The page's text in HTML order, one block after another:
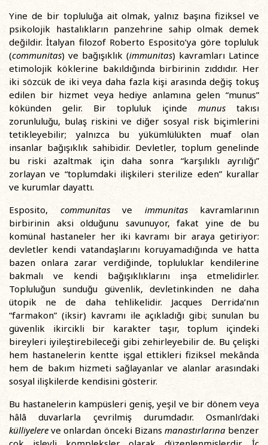
Yine de bir topluluğa ait olmak, yalnız başına fiziksel ve
psikolojik hastalıkların panzehrine sahip olmak demek
değildir. İtalyan filozof Roberto Esposito’ya göre topluluk
(communitas) ve bağışıklık (immunitas) kavramları Latince
etimolojik köklerine bakıldığında birbirinin zıddıdır. Her
iki sözcük de iki veya daha fazla kişi arasında değiş tokuş
edilen bir hizmet veya hediye anlamına gelen “munus”
kökünden gelir. Bir topluluk içinde munus takısı
zorunluluğu, bulaş riskini ve diğer sosyal risk biçimlerini
tetikleyebilir; yalnızca bu yükümlülükten muaf olan
insanlar bağışıklık sahibidir. Devletler, toplum genelinde
bu riski azaltmak için daha sonra “karşılıklı ayrılığı”
zorlayan ve “toplumdaki ilişkileri sterilize eden” kurallar
ve kurumlar dayattı.
Esposito, communitasve immunitaskavramlarının
birbirinin aksi olduğunu savunuyor, fakat yine de bu
komünal hastaneler her iki kavramı bir araya getiriyor:
devletler kendi vatandaşlarını koruyamadığında ve hatta
bazen onlara zarar verdiğinde, topluluklar kendilerine
bakmalı ve kendi bağışıklıklarını inşa etmelidirler.
Topluluğun sunduğu güvenlik, devletinkinden ne daha
ütopik ne de daha tehlikelidir. Jacques Derrida’nın
“farmakon” (iksir) kavramı ile açıkladığı gibi; sunulan bu
güvenlik ikircikli bir karakter taşır, toplum içindeki
bireyleri iyileştirebileceği gibi zehirleyebilir de. Bu çelişki
hem hastanelerin kentte işgal ettikleri fiziksel mekânda
hem de bakım hizmeti sağlayanlar ve alanlar arasındaki
sosyal ilişkilerde kendisini gösterir.
Bu hastanelerin kampüsleri geniş, yeşil ve bir dönem veya
hâlâ duvarlarla çevrilmiş durumdadır. Osmanlı’daki
külliyelere ve onlardan önceki Bizans manastırlarınabenzer